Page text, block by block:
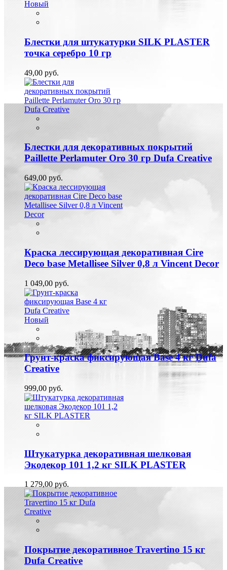
Новый
Блестки для штукатурки SILK PLASTER
точка серебро 10 гр
49,00 руб.
Блестки для декоративных покрытий
Paillette Perlamuter Oro 30 гр Dufa Creative
649,00 руб.
Краска лессирующая декоративная Cire
Deco base Metallisee Silver 0,8 л Vincent Decor
1 049,00 руб.
Новый
Грунт-краска фиксирующая Base 4 кг Dufa
Creative
999,00 руб.
Штукатурка декоративная шелковая
Экодекор 101 1,2 кг SILK PLASTER
1 279,00 руб.
Покрытие декоративное Travertino 15 кг
Dufa Creative